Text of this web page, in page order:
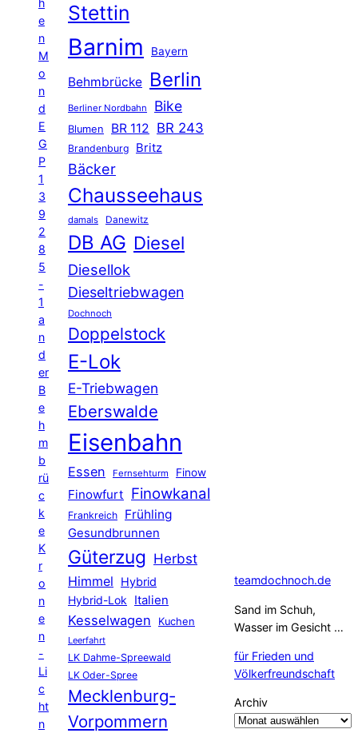
e
n
M
o
n
d
E
G
P
1
3
9
2
8
5
-
1
a
n
d
er
B
e
h
m
b
rü
c
k
e
K
r
o
n
e
n
-
Li
c
ht
n
Stettin
Barnim Bayern
Behmbrücke Berlin
Berliner Nordbahn Bike
Blumen BR 112 BR 243
Brandenburg Britz
Bäcker
Chausseehaus
damals Danewitz
DB AG Diesel
Diesellok
Dieseltriebwagen
Dochnoch
Doppelstock
E-Lok
E-Triebwagen
Eberswalde
Eisenbahn
Essen Fernsehturm Finow
Finowfurt Finowkanal
Frankreich Frühling
Gesundbrunnen
Güterzug Herbst
Himmel
Hybrid
Hybrid-Lok Italien
Kesselwagen Kuchen
Leerfahrt
LK Dahme-Spreewald
LK Oder-Spree
Mecklenburg-
Vorpommern
teamdochnoch.de
Sand im Schuh,
Wasser im Gesicht …
für Frieden und
Völkerfreundschaft
Archiv